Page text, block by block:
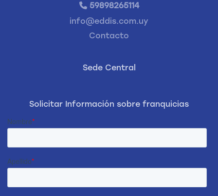
59898265114
info@eddis.com.uy
Contacto
Sede Central
Solicitar Información sobre franquicias